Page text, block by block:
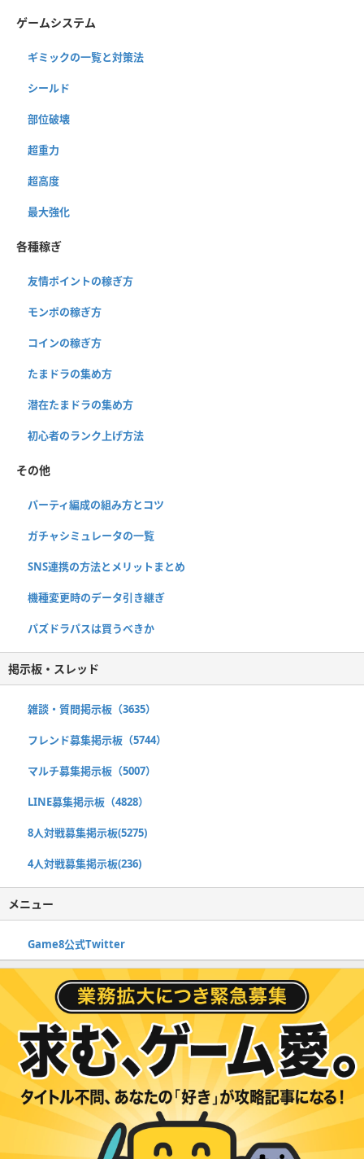
ゲームシステム
ギミックの一覧と対策法
シールド
部位破壊
超重力
超高度
最大強化
各種稼ぎ
友情ポイントの稼ぎ方
モンポの稼ぎ方
コインの稼ぎ方
たまドラの集め方
潜在たまドラの集め方
初心者のランク上げ方法
その他
パーティ編成の組み方とコツ
ガチャシミュレータの一覧
SNS連携の方法とメリットまとめ
機種変更時のデータ引き継ぎ
パズドラパスは買うべきか
掲示板・スレッド
雑談・質問掲示板（3635）
フレンド募集掲示板（5744）
マルチ募集掲示板（5007）
LINE募集掲示板（4828）
8人対戦募集掲示板(5275)
4人対戦募集掲示板(236)
メニュー
Game8公式Twitter